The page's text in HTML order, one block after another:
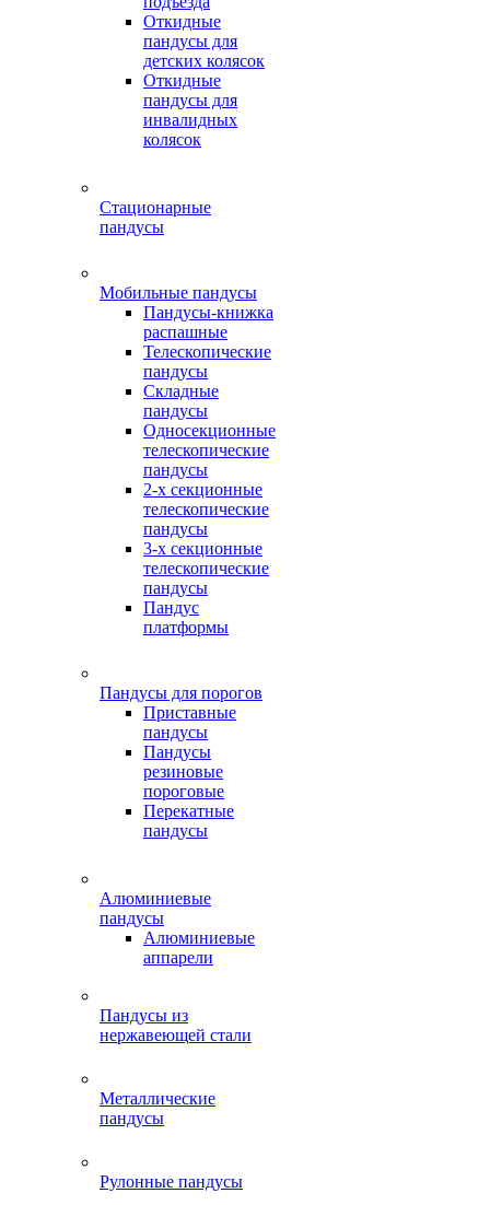
Откидные
пандусы для
детских колясок
Откидные
пандусы для
инвалидных
колясок
Стационарные
пандусы
Мобильные пандусы
Пандусы-книжка
распашные
Телескопические
пандусы
Складные
пандусы
Односекционные
телескопические
пандусы
2-х секционные
телескопические
пандусы
3-х секционные
телескопические
пандусы
Пандус
платформы
Пандусы для порогов
Приставные
пандусы
Пандусы
резиновые
пороговые
Перекатные
пандусы
Алюминиевые
пандусы
Алюминиевые
аппарели
Пандусы из
нержавеющей стали
Металлические
пандусы
Рулонные пандусы